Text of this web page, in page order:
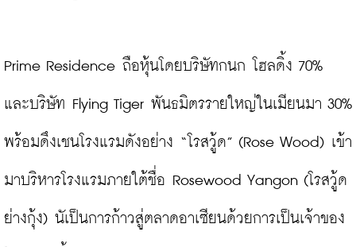
Prime Residence ถือหุ้นโดยบริษัทกนก โฮลดิ้ง 70%
และบริษัท Flying Tiger พันธมิตรรายใหญ่ในเมียนมา 30%
พร้อมดึงเชนโรงแรมดังอย่าง “โรสวู้ด” (Rose Wood) เข้า
มาบริหารโรงแรมภายใต้ชื่อ Rosewood Yangon (โรสวู้ด
ย่างกุ้ง) นัเป็นการก้าวสู่ตลาดอาเซียนด้วยการเป็นเจ้าของ